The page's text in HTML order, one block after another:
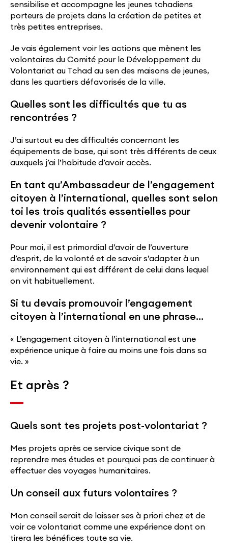
sensibilise et accompagne les jeunes tchadiens
porteurs de projets dans la création de petites et
très petites entreprises.
Je vais également voir les actions que mènent les
volontaires du Comité pour le Développement du
Volontariat au Tchad au sen des maisons de jeunes,
dans les quartiers défavorisés de la ville.
Quelles sont les difficultés que tu as
rencontrées ?
J’ai surtout eu des difficultés concernant les
équipements de base, qui sont très différents de ceux
auxquels j’ai l’habitude d’avoir accès.
En tant qu’Ambassadeur de l’engagement
citoyen à l’international, quelles sont selon
toi les trois qualités essentielles pour
devenir volontaire ?
Pour moi, il est primordial d’avoir de l’ouverture
d’esprit, de la volonté et de savoir s’adapter à un
environnement qui est différent de celui dans lequel
on vit habituellement.
Si tu devais promouvoir l’engagement
citoyen à l’international en une phrase…
« L’engagement citoyen à l’international est une
expérience unique à faire au moins une fois dans sa
vie. »
Et après ?
Quels sont tes projets post-volontariat ?
Mes projets après ce service civique sont de
reprendre mes études et pourquoi pas de continuer à
effectuer des voyages humanitaires.
Un conseil aux futurs volontaires ?
Mon conseil serait de laisser ses à priori chez et de
voir ce volontariat comme une expérience dont on
tirera les bénéfices toute sa vie.